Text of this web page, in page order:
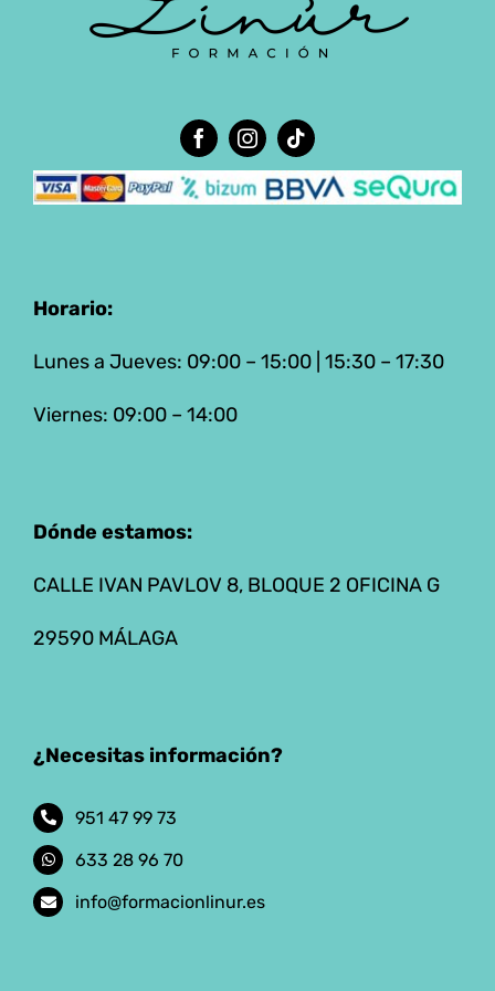
Horario:
Lunes a Jueves: 09:00 – 15:00 | 15:30 – 17:30
Viernes: 09:00 – 14:00
Dónde estamos:
CALLE IVAN PAVLOV 8, BLOQUE 2 OFICINA G
29590 MÁLAGA
¿Necesitas información?
951 47 99 73
633 28 96 70
info@formacionlinur.es